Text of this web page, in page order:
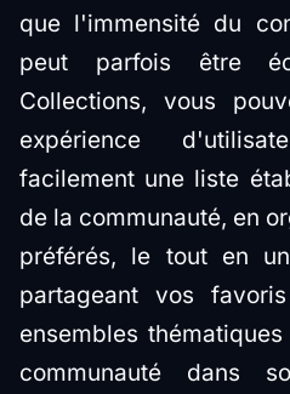
que l'immensité du
peut parfois être
Collections, vous
expérience
facilement une liste
de la communauté, en
préférés, le tout en
partageant vos
ensembles
communauté dans